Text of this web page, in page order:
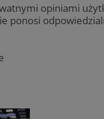
opiniami
ponosi